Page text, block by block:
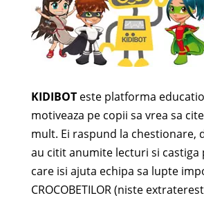
KIDIBOTeste platforma
motiveaza pe copii sa vrea sa
mult. Ei raspund la chestionare,
au citit anumite lecturi si castiga
care isi ajuta echipa sa lupte
CROCOBETILOR (niste